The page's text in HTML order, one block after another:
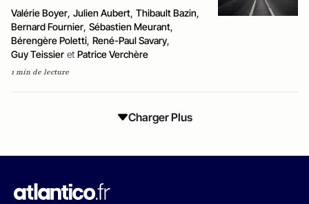
Valérie Boyer, Julien Aubert, Thibault Bazin,
Bernard Fournier, Sébastien Meurant,
Bérengère Poletti, René-Paul Savary,
Guy Teissier et Patrice Verchère
1 min de lecture
Charger Plus